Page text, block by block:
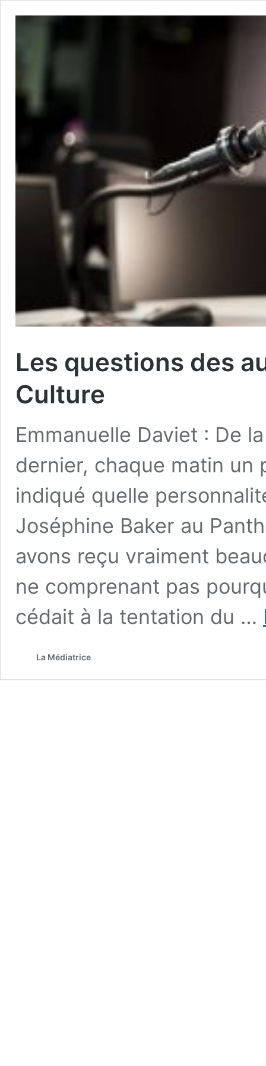
Les questions des
Culture
Emmanuelle Daviet : De
dernier, chaque matin un
indiqué quelle
Joséphine Baker au
avons reçu vraiment
ne comprenant pas
cédait à la tentation du …
La Médiatrice